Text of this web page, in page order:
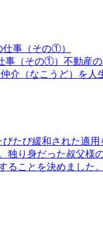
事（その①）
（その①）不動産
介（なこうど）を
びたび緩和された適
独り身だった叔父様
ることを決めました